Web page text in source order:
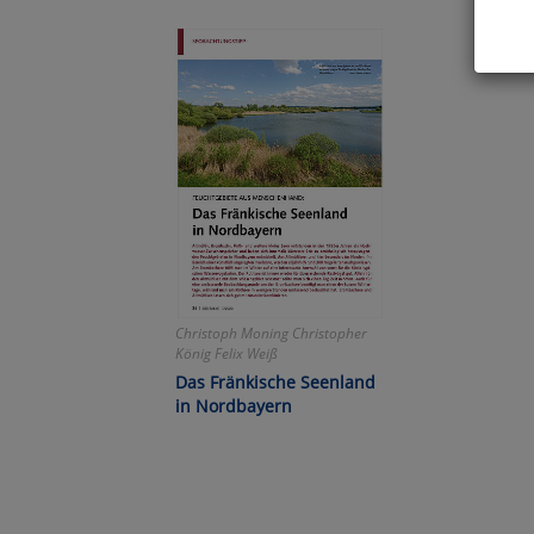
Christoph Moning Christopher
König Felix Weiß
Das Fränkische Seenland
in Nordbayern